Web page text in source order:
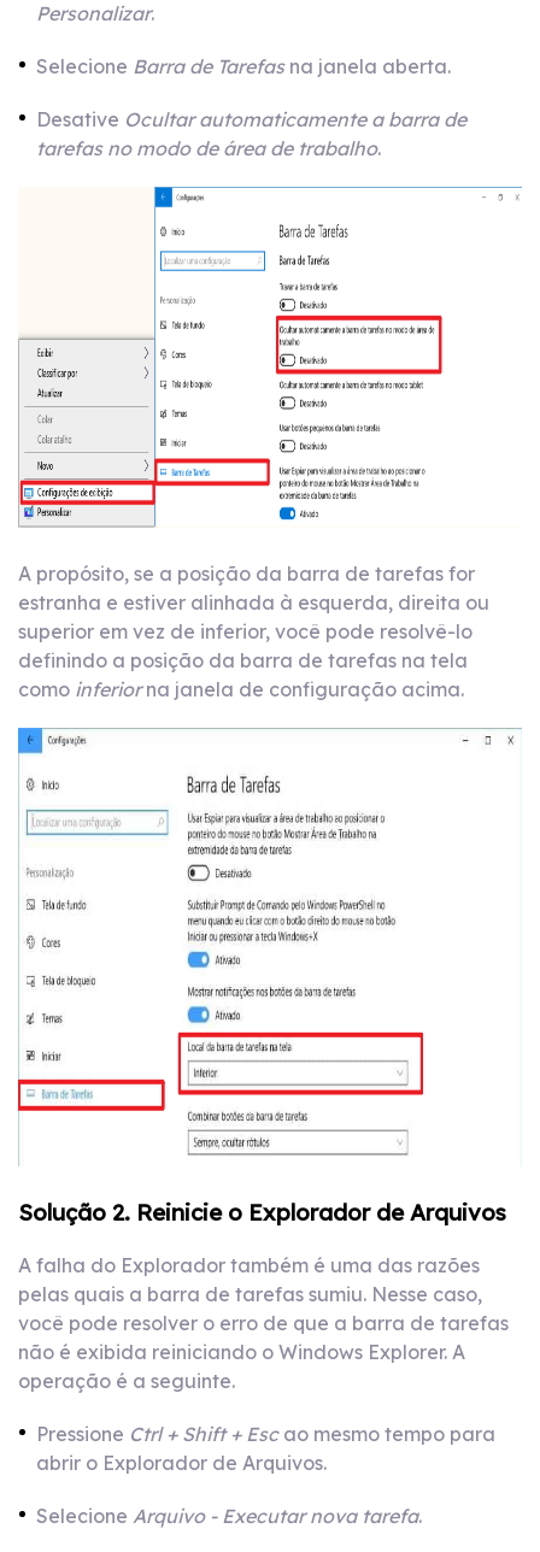
Personalizar.
Selecione Barra de Tarefasna janela aberta.
Desative Ocultar automaticamente a barra de
tarefas no modo de área de trabalho.
A propósito, se a posição da barra de tarefas for
estranha e estiver alinhada à esquerda, direita ou
superior em vez de inferior, você pode resolvê-lo
definindo a posição da barra de tarefas na tela
como inferiorna janela de configuração acima.
Solução 2. Reinicie o Explorador de Arquivos
A falha do Explorador também é uma das razões
pelas quais a barra de tarefas sumiu. Nesse caso,
você pode resolver o erro de que a barra de tarefas
não é exibida reiniciando o Windows Explorer. A
operação é a seguinte.
Pressione Ctrl + Shift + Escao mesmo tempo para
abrir o Explorador de Arquivos.
Selecione Arquivo - Executar nova tarefa.